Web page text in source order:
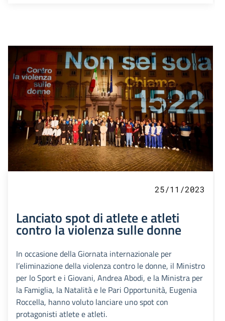
25/11/2023
Lanciato spot di atlete e atleti
contro la violenza sulle donne
In occasione della Giornata internazionale per
l’eliminazione della violenza contro le donne, il Ministro
per lo Sport e i Giovani, Andrea Abodi, e la Ministra per
la Famiglia, la Natalità e le Pari Opportunità, Eugenia
Roccella, hanno voluto lanciare uno spot con
protagonisti atlete e atleti.